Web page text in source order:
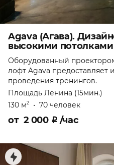
Agava (Агава).
высокими потолками
Оборудованный
лофт Agava предоставляет
проведения тренингов.
Площадь Ленина (15мин.)
130 м2 • 70 человек
от 2 000 ₽ /час